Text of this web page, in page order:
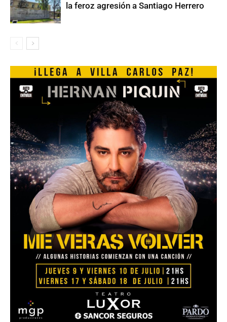
la feroz agresión a Santiago Herrero